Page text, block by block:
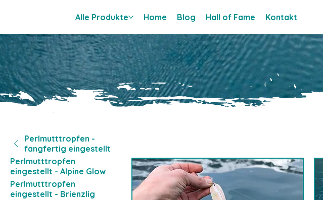
Alle Produkte Home Blog Hall of Fame Kontakt
Perlmutttropfen -
fangfertig eingestellt
Perlmutttropfen
eingestellt - Alpine Glow
Perlmutttropfen
eingestellt - Brienzlig